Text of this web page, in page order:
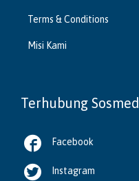
Terms & Conditions
Misi Kami
Terhubung Sosmed
 Facebook
 Instagram